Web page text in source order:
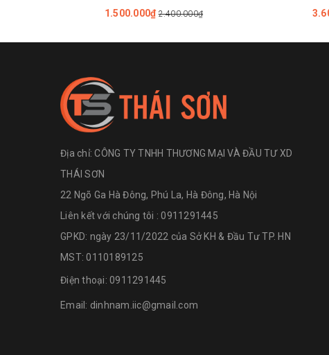
1.500.000₫ 2.400.000₫
Địa chỉ:CÔNG TY TNHH THƯƠNG MẠI VÀ ĐẦU TƯ XD
THÁI SƠN
22 Ngõ Ga Hà Đông, Phú La, Hà Đông, Hà Nội
Liên kết với chúng tôi : 0911291445
GPKD: ngày 23/11/2022 của Sở KH & Đầu Tư TP. HN
MST: 0110189125
Điện thoại: 0911291445
Email: dinhnam.iic@gmail.com